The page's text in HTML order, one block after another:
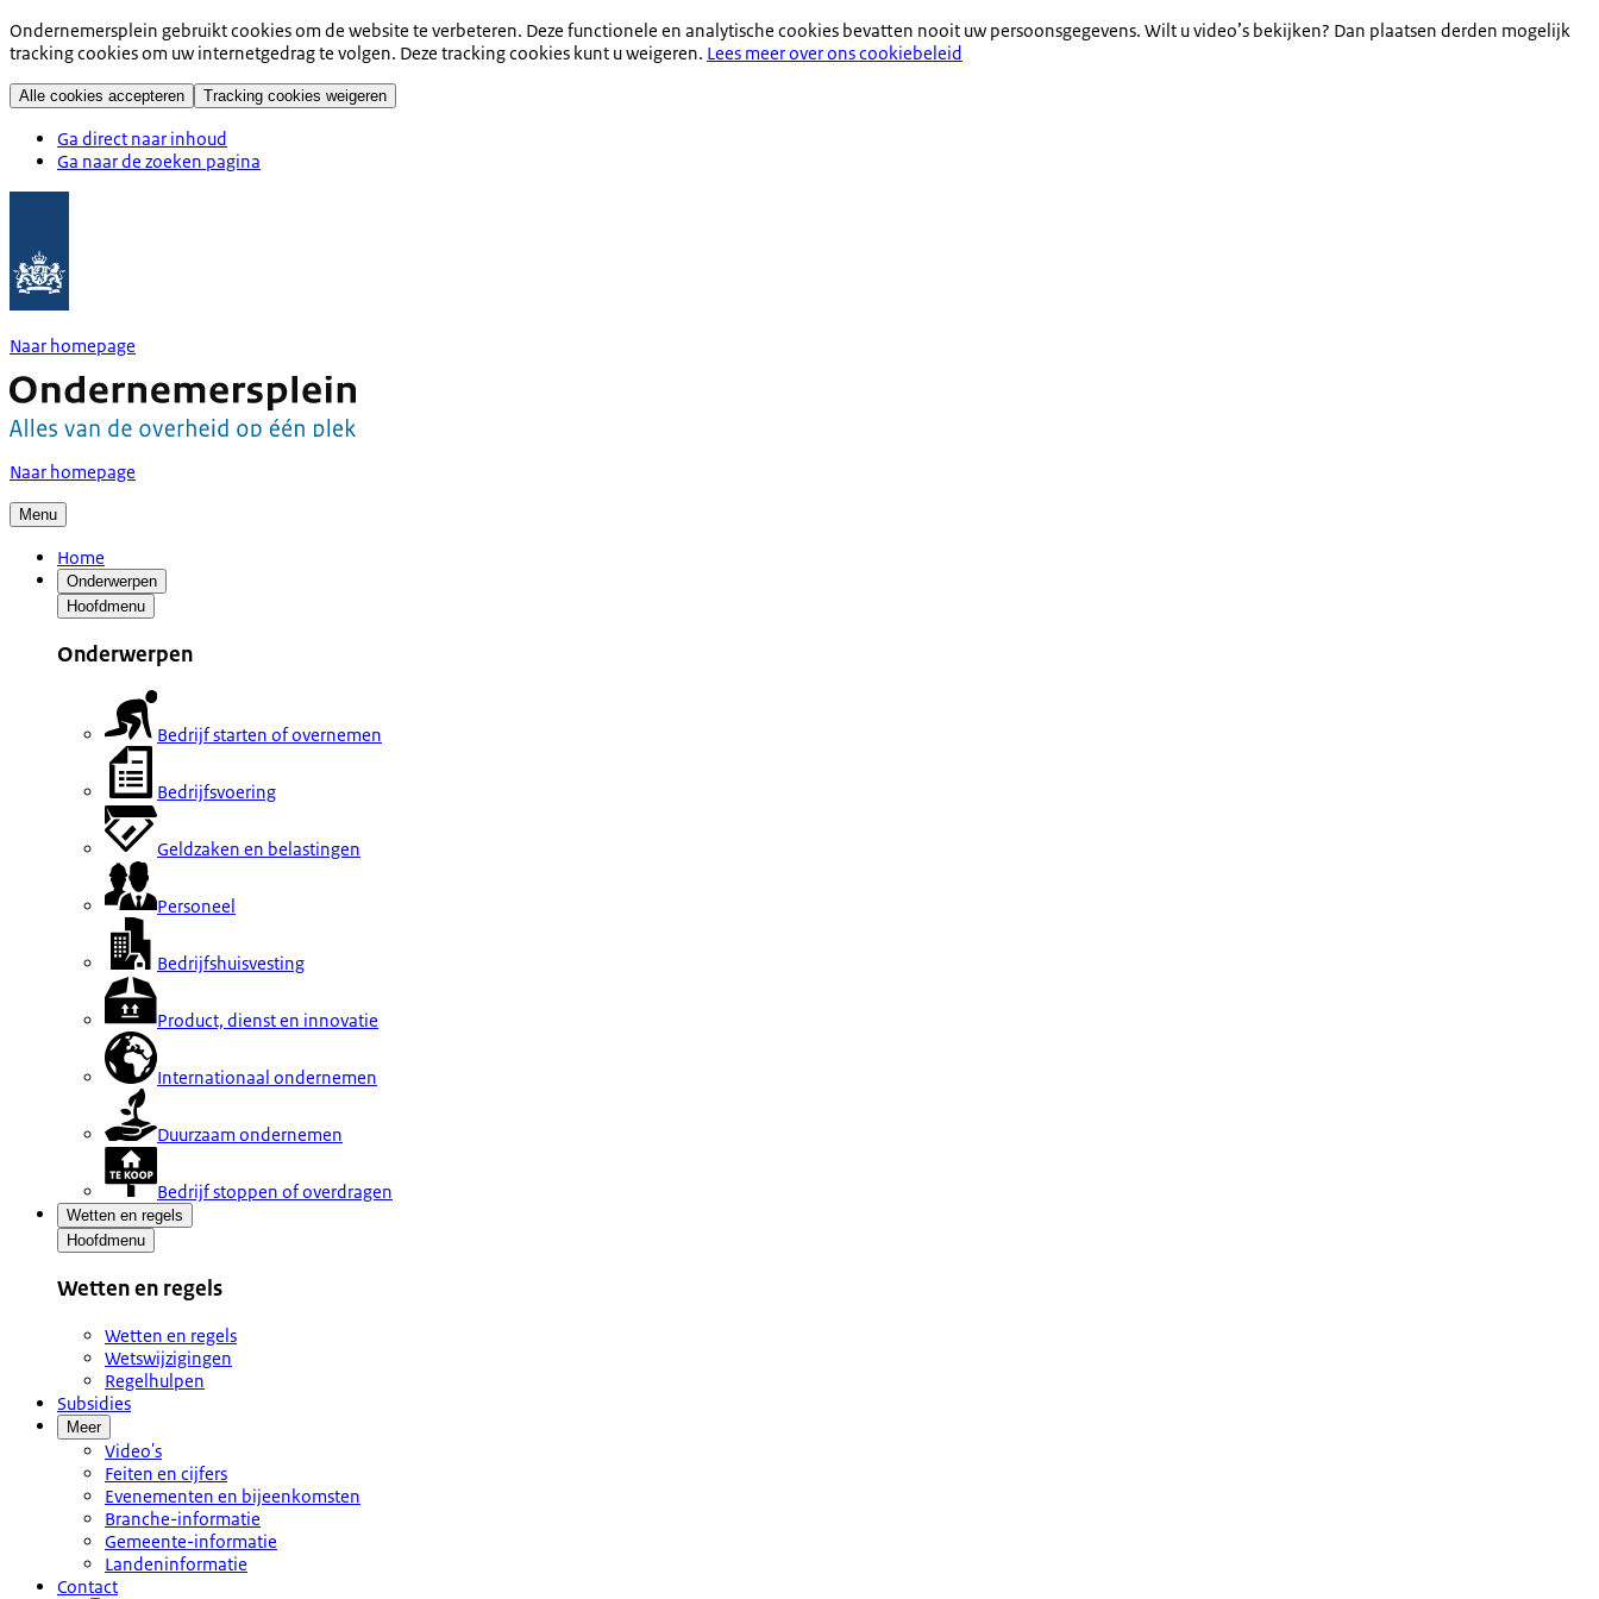
Ondernemersplein gebruikt cookies om de website te verbeteren. Deze functionele en analytische cookies bevatten nooit uw persoonsgegevens. Wilt u video’s bekijken? Dan plaatsen derden mogelijk
tracking cookies om uw internetgedrag te volgen. Deze tracking cookies kunt u weigeren. Lees meer over ons cookiebeleid
Alle cookies accepteren Tracking cookies weigeren
Ga direct naar inhoud
Ga naar de zoeken pagina
Naar homepage
Naar homepage
Menu
Home
Onderwerpen
Hoofdmenu
Onderwerpen
Bedrijf starten of overnemen
Bedrijfsvoering
Geldzaken en belastingen
Personeel
Bedrijfshuisvesting
Product, dienst en innovatie
Internationaal ondernemen
Duurzaam ondernemen
Bedrijf stoppen of overdragen
Wetten en regels
Hoofdmenu
Wetten en regels
Wetten en regels
Wetswijzigingen
Regelhulpen
Subsidies
Meer
Video's
Feiten en cijfers
Evenementen en bijeenkomsten
Branche-informatie
Gemeente-informatie
Landeninformatie
Contact